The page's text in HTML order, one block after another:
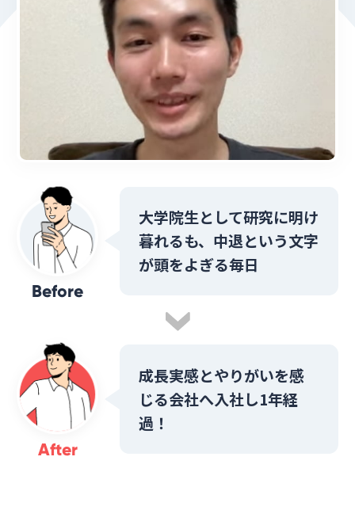
Before
大学院生として研究に明け
暮れるも、中退という文字
が頭をよぎる毎日
After
成長実感とやりがいを感
じる会社へ入社し1年経
過！